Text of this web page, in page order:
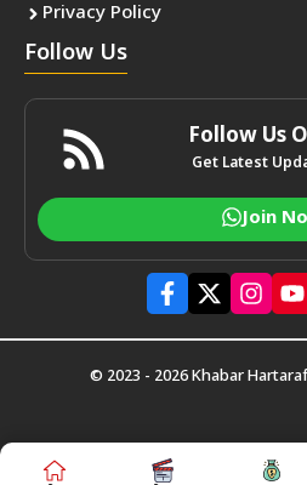
Privacy Policy
Follow Us
Follow Us
Get Latest
Join
© 2023 - 2026 Khabar